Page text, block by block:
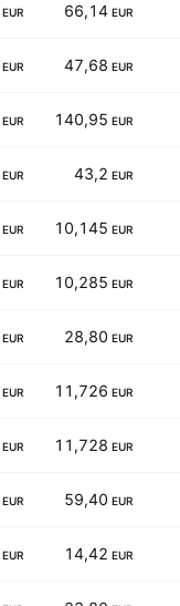
EUR 66,14 EUR
EUR 47,68 EUR
EUR 140,95 EUR
EUR 43,2 EUR
EUR 10,145 EUR
EUR 10,285 EUR
EUR 28,80 EUR
EUR 11,726 EUR
EUR 11,728 EUR
EUR 59,40 EUR
EUR 14,42 EUR